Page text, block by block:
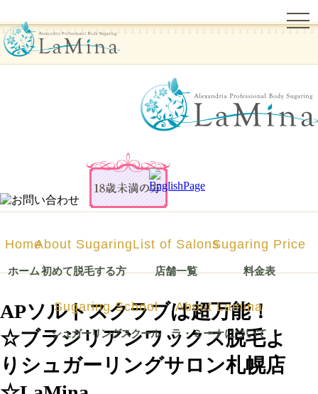
シュガーリング脱毛ならLa Mina（ラミーナ）へ！渋谷・六本木・新宿・宇都宮・札幌
Home
ホーム
About Sugaring
初めて脱毛する方
List of Salons
店舗一覧
Sugaring Price
料金表
Sugaring School
シュガーリングスクール
About Lamina
ラ・ミーナについて
APソルトスクラブは超万能！
☆ブラジリアンワックス脱毛よ
りシュガーリングサロン札幌店